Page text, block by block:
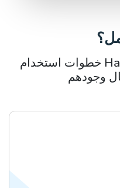
خطوات استخدام Hablax في المغرب، الخدمة
وجودهم